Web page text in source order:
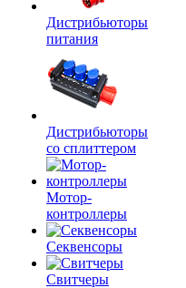
Дистрибьюторы
питания
Дистрибьюторы
со сплиттером
Мотор-
контроллеры
Секвенсоры
Свитчеры